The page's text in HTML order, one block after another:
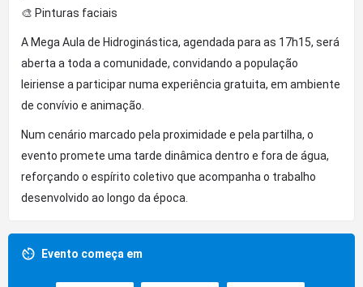
🎨 Pinturas faciais
A Mega Aula de Hidroginástica, agendada para as 17h15, será
aberta a toda a comunidade, convidando a população
leiriense a participar numa experiência gratuita, em ambiente
de convívio e animação.
Num cenário marcado pela proximidade e pela partilha, o
evento promete uma tarde dinâmica dentro e fora de água,
reforçando o espírito coletivo que acompanha o trabalho
desenvolvido ao longo da época.
Evento começa em